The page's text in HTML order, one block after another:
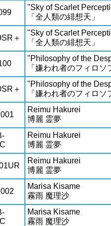
"Sky of Scarlet
「全人類の緋想天」
＋
"Sky of Scarlet
「全人類の緋想天」
"Philosophy of the
「嫌われ者のフィロソ
＋
"Philosophy of the
「嫌われ者のフィロソ
Reimu Hakurei
博麗 霊夢
Reimu Hakurei
博麗 霊夢
Reimu Hakurei
博麗 霊夢
Marisa Kisame
霧雨 魔理沙
Marisa Kisame
霧雨 魔理沙